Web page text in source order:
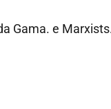
Gama. e